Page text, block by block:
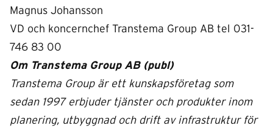
Magnus Johansson
VD och koncernchef Transtema Group AB tel 031-
746 83 00
Om Transtema Group AB (publ)
Transtema Group är ett kunskapsföretag som
sedan 1997 erbjuder tjänster och produkter inom
planering, utbyggnad och drift av infrastruktur för